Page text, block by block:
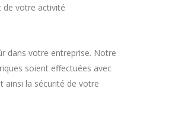
de votre activité
dans votre entreprise. Notre
soient effectuées avec
ainsi la sécurité de votre